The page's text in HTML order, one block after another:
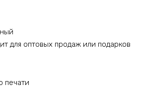
для оптовых продаж или подарков
печати